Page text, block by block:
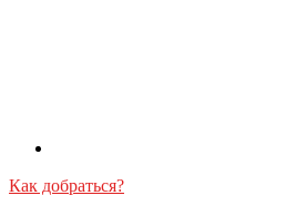
Как добраться?